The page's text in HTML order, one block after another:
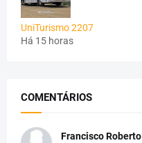
UniTurismo 2207
Há 15 horas
COMENTÁRIOS
Francisco Roberto